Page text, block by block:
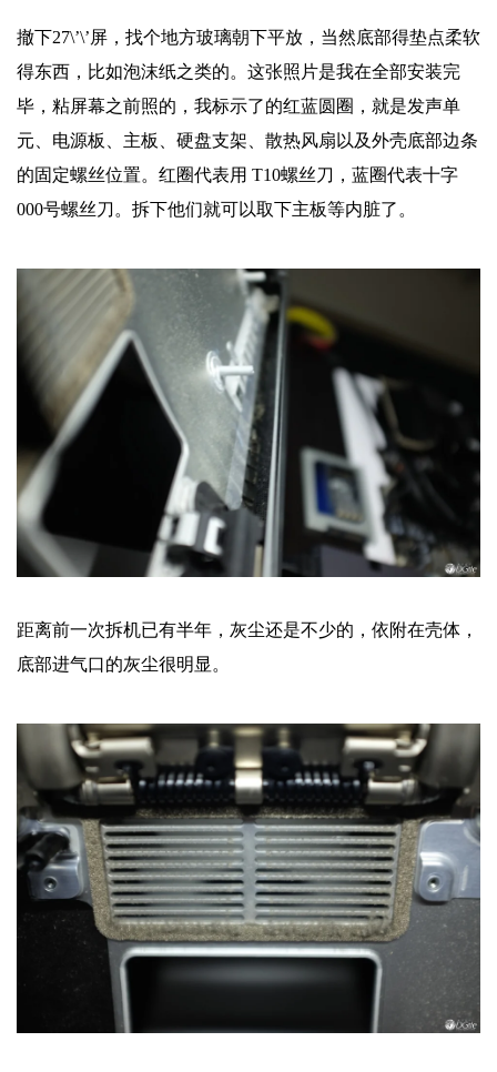
撤下27\’\’屏，找个地方玻璃朝下平放，当然底部得垫点柔软
得东西，比如泡沫纸之类的。这张照片是我在全部安装完
毕，粘屏幕之前照的，我标示了的红蓝圆圈，就是发声单
元、电源板、主板、硬盘支架、散热风扇以及外壳底部边条
的固定螺丝位置。红圈代表用 T10螺丝刀，蓝圈代表十字
000号螺丝刀。拆下他们就可以取下主板等内脏了。
距离前一次拆机已有半年，灰尘还是不少的，依附在壳体，
底部进气口的灰尘很明显。